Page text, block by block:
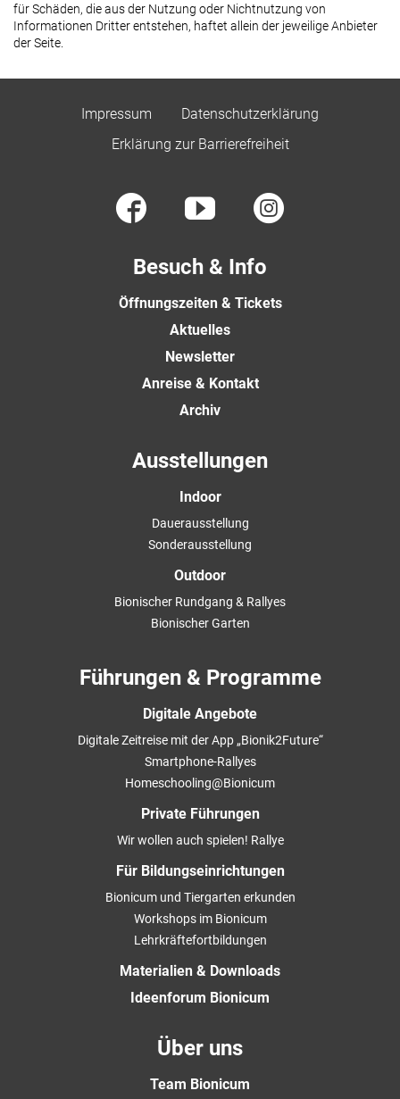
für Schäden, die aus der Nutzung oder Nichtnutzung von
Informationen Dritter entstehen, haftet allein der jeweilige Anbieter
der Seite.
Impressum
Datenschutzerklärung
Erklärung zur Barrierefreiheit
Besuch & Info
Öffnungszeiten & Tickets
Aktuelles
Newsletter
Anreise & Kontakt
Archiv
Ausstellungen
Indoor
Dauerausstellung
Sonderausstellung
Outdoor
Bionischer Rundgang & Rallyes
Bionischer Garten
Führungen & Programme
Digitale Angebote
Digitale Zeitreise mit der App „Bionik2Future“
Smartphone-Rallyes
Homeschooling@Bionicum
Private Führungen
Wir wollen auch spielen! Rallye
Für Bildungseinrichtungen
Bionicum und Tiergarten erkunden
Workshops im Bionicum
Lehrkräftefortbildungen
Materialien & Downloads
Ideenforum Bionicum
Über uns
Team Bionicum